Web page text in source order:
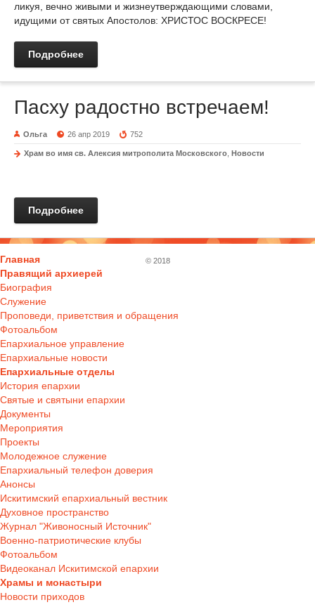
ликуя, вечно живыми и жизнеутверждающими словами,
идущими от святых Апостолов: ХРИСТОС ВОСКРЕСЕ!
Подробнее
Пасху радостно встречаем!
Ольга 26 апр 2019 752
Храм во имя св. Алексия митрополита Московского Новости
Подробнее
Главная
Правящий архиерей
Биография
Служение
Проповеди, приветствия и обращения
Фотоальбом
Епархиальное управление
Епархиальные новости
Епархиальные отделы
История епархии
Святые и святыни епархии
Документы
Мероприятия
Проекты
Молодежное служение
Епархиальный телефон доверия
Анонсы
Искитимский епархиальный вестник
Духовное пространство
Журнал "Живоносный Источник"
Военно-патриотические клубы
Фотоальбом
Видеоканал Искитимской епархии
Храмы и монастыри
Новости приходов
© 2018